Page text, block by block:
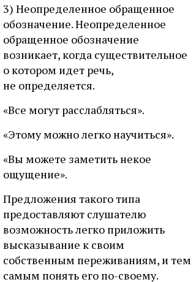
3) Неопределенное обращенное
обозначение. Неопределенное
обращенное обозначение
возникает, когда существительное
о котором идет речь,
не определяется.
«Все могут расслабляться».
«Этому можно легко научиться».
«Вы можете заметить некое
ощущение».
Предложения такого типа
предоставляют слушателю
возможность легко приложить
высказывание к своим
собственным переживаниям, и тем
самым понять его по-своему.